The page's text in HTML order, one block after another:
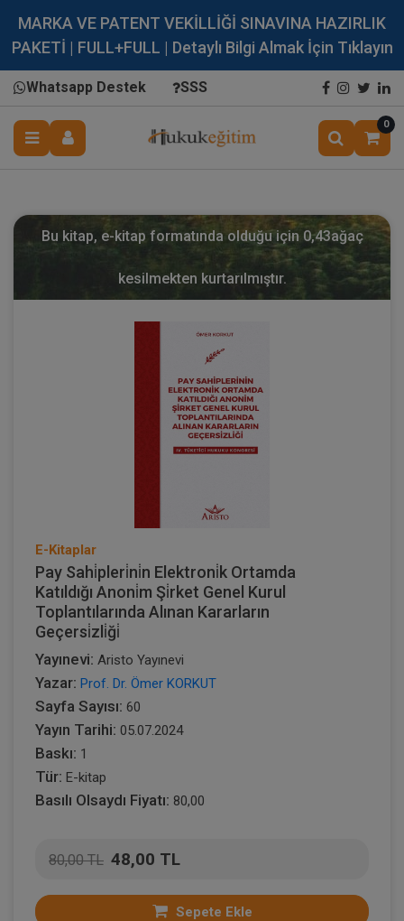
MARKA VE PATENT VEKİLLİĞİ SINAVINA HAZIRLIK
PAKETİ | FULL+FULL | Detaylı Bilgi Almak İçin Tıklayın
Whatsapp Destek SSS
0
Bu kitap, e-kitap formatında olduğu için 0,43ağaç
kesilmekten kurtarılmıştır.
E-Kitaplar
Pay Sahi̇pleri̇ni̇n Elektroni̇k Ortamda
Katıldığı Anoni̇m Şi̇rket Genel Kurul
Toplantılarında Alınan Kararların
Geçersi̇zli̇ği̇
Yayınevi: Aristo Yayınevi
Yazar: Prof. Dr. Ömer KORKUT
Sayfa Sayısı: 60
Yayın Tarihi: 05.07.2024
Baskı: 1
Tür: E-kitap
Basılı Olsaydı Fiyatı: 80,00
80,00 TL 48,00 TL
Sepete Ekle